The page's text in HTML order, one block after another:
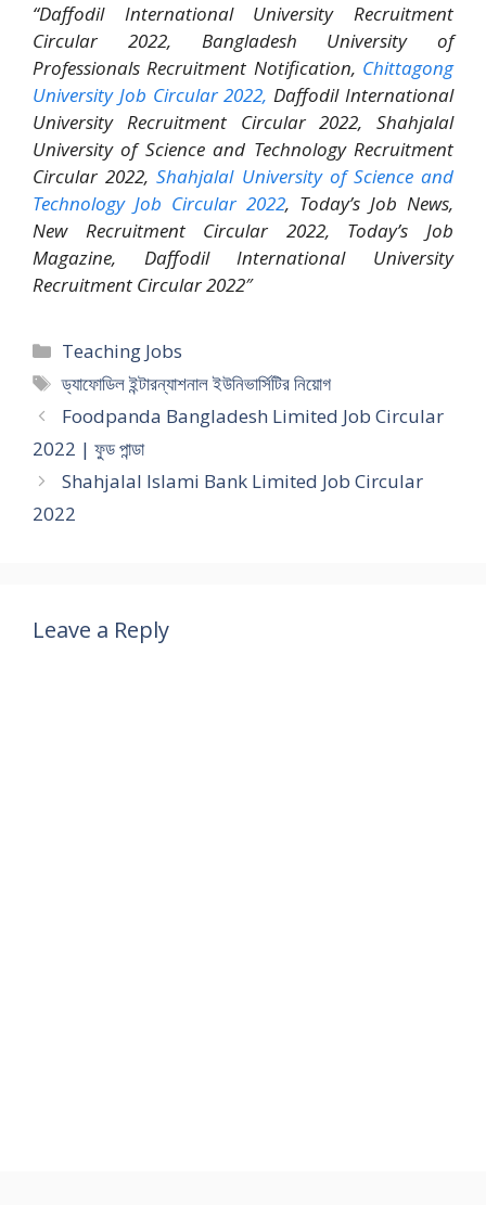
“Daffodil International University Recruitment
Circular 2022, Bangladesh University of
Professionals Recruitment Notification, Chittagong
University Job Circular 2022, Daffodil International
University Recruitment Circular 2022, Shahjalal
University of Science and Technology Recruitment
Circular 2022,Shahjalal University of Science and
Technology Job Circular 2022, Today’s Job News,
New Recruitment Circular 2022, Today’s Job
Magazine, Daffodil International University
Recruitment Circular 2022″
Categories
Teaching Jobs
Tags
ড্যাফোডিল ইন্টারন্যাশনাল ইউনিভার্সিটির নিয়োগ
Foodpanda Bangladesh Limited Job Circular
2022 | ফুড পান্ডা
Shahjalal Islami Bank Limited Job Circular
2022
Leave a Reply